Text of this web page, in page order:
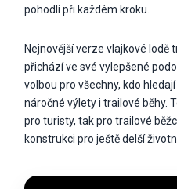
pohodlí při každém kroku.
Nejnovější verze vlajkové lodě
přichází ve své vylepšené
volbou pro všechny, kdo
náročné výlety i trailové běhy.
pro turisty, tak pro trailové
konstrukci pro ještě delší